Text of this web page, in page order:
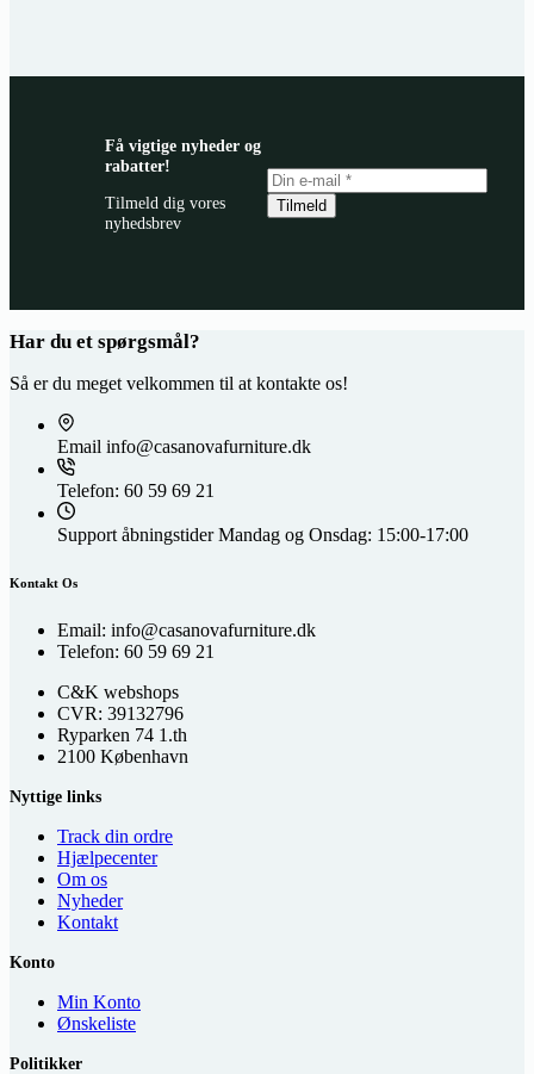
Få vigtige nyheder og
rabatter!
Tilmeld dig vores
nyhedsbrev
Tilmeld
Har du et spørgsmål?
Så er du meget velkommen til at kontakte os!
Email info@casanovafurniture.dk
Telefon: 60 59 69 21
Support åbningstiderMandag og Onsdag: 15:00-17:00
Kontakt Os
Email: info@casanovafurniture.dk
Telefon: 60 59 69 21
C&K webshops
CVR: 39132796
Ryparken 74 1.th
2100 København
Nyttige links
Track din ordre
Hjælpecenter
Om os
Nyheder
Kontakt
Konto
Min Konto
Ønskeliste
Politikker